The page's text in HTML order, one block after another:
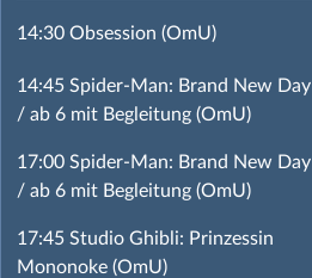
14:30 Obsession (OmU)
14:45 Spider-Man: Brand New Day
/ ab 6 mit Begleitung (OmU)
17:00 Spider-Man: Brand New Day
/ ab 6 mit Begleitung (OmU)
17:45 Studio Ghibli: Prinzessin
Mononoke (OmU)